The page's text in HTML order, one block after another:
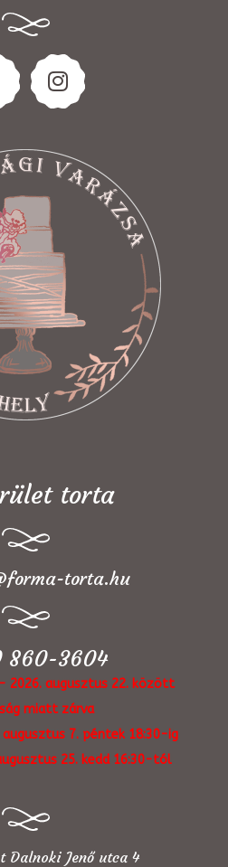
torta
torta.hu
860-3604
2026. augusztus 22. között
miatt zárva
7. péntek 18:30-ig
25. kedd 16:30-tól
Dalnoki Jenő utca 4